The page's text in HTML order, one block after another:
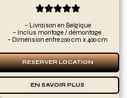

– Livraison en Belgique
– Inclus montage / démontage
– Dimension entre 200 cm x 400 cm
RESERVER LOCATION
EN SAVOIR PLUS